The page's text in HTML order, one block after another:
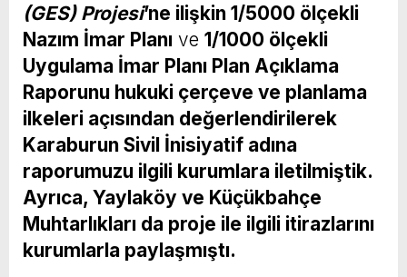
(GES) Projesi’ne ilişkin 1/5000 ölçekli
Nazım İmar Planı ve 1/1000 ölçekli
Uygulama İmar Planı Plan Açıklama
Raporunu hukuki çerçeve ve planlama
ilkeleri açısından değerlendirilerek
Karaburun Sivil İnisiyatif adına
raporumuzu ilgili kurumlara iletilmiştik.
Ayrıca, Yaylaköy ve Küçükbahçe
Muhtarlıkları da proje ile ilgili itirazlarını
kurumlarla paylaşmıştı.